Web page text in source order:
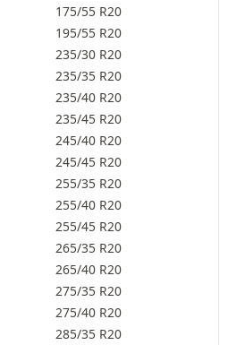
175/55 R20
195/55 R20
235/30 R20
235/35 R20
235/40 R20
235/45 R20
245/40 R20
245/45 R20
255/35 R20
255/40 R20
255/45 R20
265/35 R20
265/40 R20
275/35 R20
275/40 R20
285/35 R20